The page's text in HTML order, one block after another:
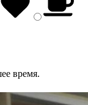
время.